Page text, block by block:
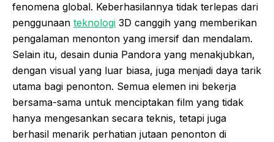
fenomena global. Keberhasilannya tidak terlepas dari
penggunaan teknologi 3D canggih yang memberikan
pengalaman menonton yang imersif dan mendalam.
Selain itu, desain dunia Pandora yang menakjubkan,
dengan visual yang luar biasa, juga menjadi daya tarik
utama bagi penonton. Semua elemen ini bekerja
bersama-sama untuk menciptakan film yang tidak
hanya mengesankan secara teknis, tetapi juga
berhasil menarik perhatian jutaan penonton di